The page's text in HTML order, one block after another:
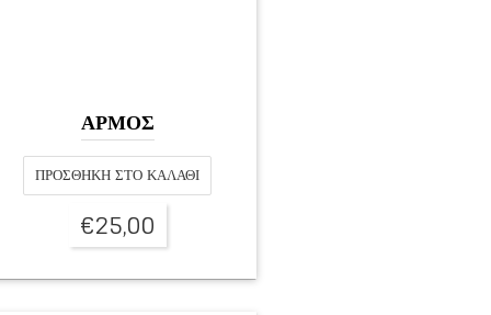
ΑΡΜΟΣ
ΠΡΟΣΘΉΚΗ ΣΤΟ ΚΑΛΆΘΙ
€25,00